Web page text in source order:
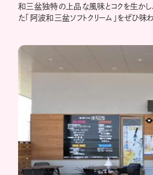
和三盆独特の上品な風味とコクを生かし
た「阿波和三盆ソフトクリーム」をぜひ味わ